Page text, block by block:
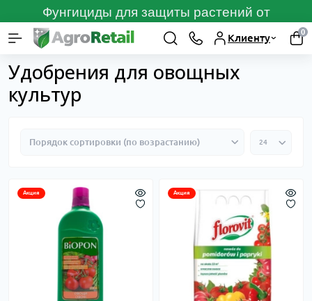
Фунгициды для защиты растений от
болезней
ПЕРЕЙТИ Клиенту
0
Каталог товаров Удобрения для растений Удобрения для
Удобрения для овощных
культур
Акция Акция